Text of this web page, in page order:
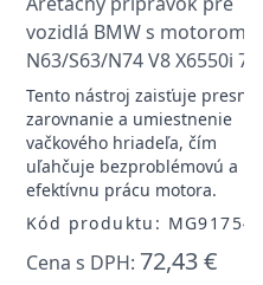
vozidlá BMW s motorom
N63/S63/N74 V8 X6550i
Tento nástroj zaisťuje presné
zarovnanie a umiestnenie
vačkového hriadeľa, čím
uľahčuje bezproblémovú a
efektívnu prácu motora.
Kód produktu:
Cena s DPH: 72,43 €